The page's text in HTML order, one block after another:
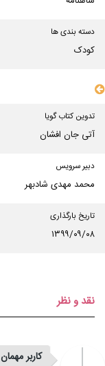
دسته بندی ها
کودک
تدوین کتاب گویا
آتی جان افشان
دبیر سرویس
محمد مهدی شادبهر
تاریخ بارگذاری
۱۳۹۹/۰۹/۰۸
نقد و نظر
کاربر مهمان